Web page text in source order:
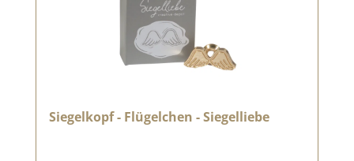
Siegelkopf - Flügelchen - Siegelliebe